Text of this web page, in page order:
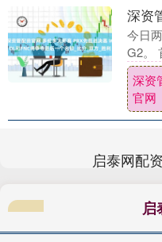
今日
G2。
优势
WOL
战....
深资
官网
启泰网配
启